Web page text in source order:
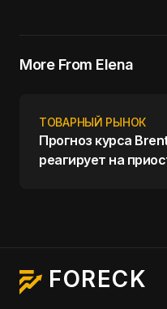
More From Elena
ТОВАРНЫЙ РЫНОК
Прогноз курса
реагирует на
FORECK